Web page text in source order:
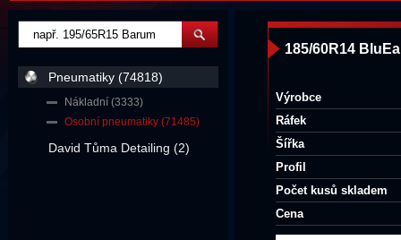
185/60R14
Výrobce
Ráfek
Šířka
Profil
Počet kusů skladem
Cena
Pneumatiky (74818)
Nákladní (3333)
Osobní pneumatiky (71485)
David Tůma Detailing (2)